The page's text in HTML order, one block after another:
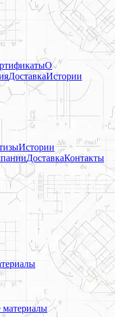
О
ДоставкаИстории
Истории
ДоставкаКонтакты